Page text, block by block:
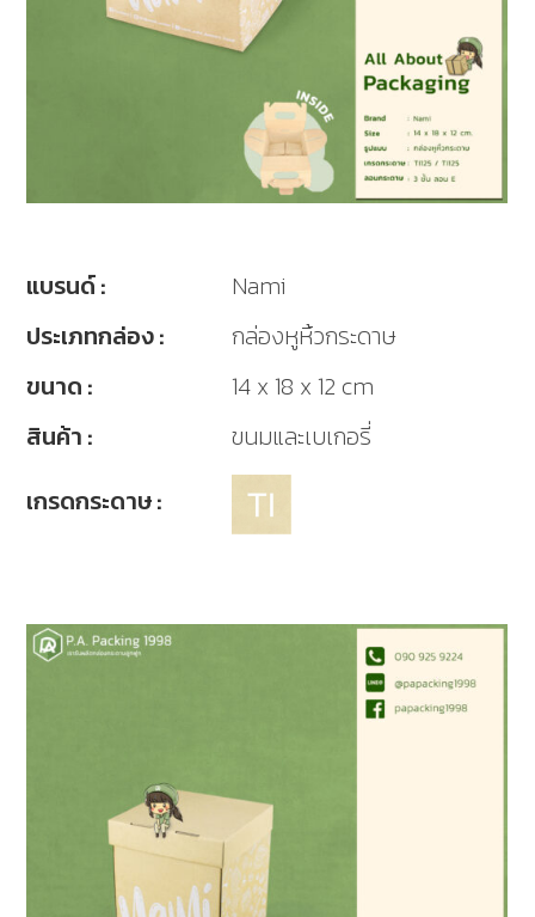
แบรนด์ :
Nami
ประเภทกล่อง :
กล่องหูหิ้วกระดาษ
ขนาด :
14 x 18 x 12 cm
สินค้า :
ขนมและเบเกอรี่
เกรดกระดาษ :